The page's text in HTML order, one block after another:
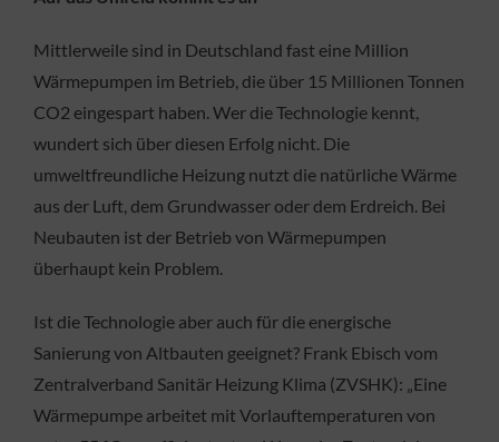
Mittlerweile sind in Deutschland fast eine Million
Wärmepumpen im Betrieb, die über 15 Millionen Tonnen
CO2 eingespart haben. Wer die Technologie kennt,
wundert sich über diesen Erfolg nicht. Die
umweltfreundliche Heizung nutzt die natürliche Wärme
aus der Luft, dem Grundwasser oder dem Erdreich. Bei
Neubauten ist der Betrieb von Wärmepumpen
überhaupt kein Problem.
Ist die Technologie aber auch für die energische
Sanierung von Altbauten geeignet? Frank Ebisch vom
Zentralverband Sanitär Heizung Klima (ZVSHK): „Eine
Wärmepumpe arbeitet mit Vorlauftemperaturen von